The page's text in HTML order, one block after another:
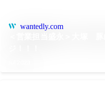
wantedly.com